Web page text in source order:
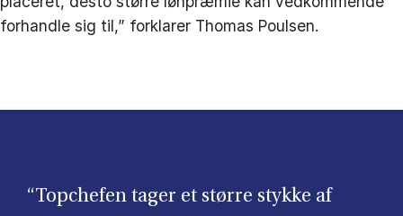
forhandle sig til,” forklarer Thomas Poulsen.
“Topchefen tager et større stykke af